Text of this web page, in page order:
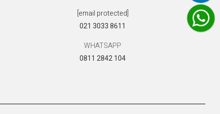
[email protected]
021 3033 8611
WHATSAPP
0811 2842 104